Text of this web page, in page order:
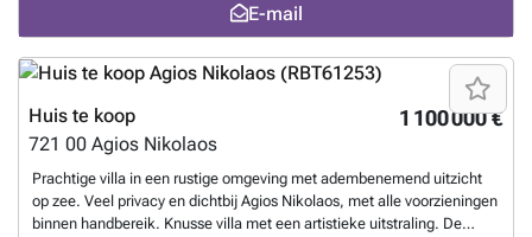
E-mail
1 100 000 €
Huis te koop
721 00 Agios Nikolaos
Prachtige villa in een rustige omgeving met adembenemend uitzicht
op zee. Veel privacy en dichtbij Agios Nikolaos, met alle voorzieningen
binnen handbereik. Knusse villa met een artistieke uitstraling. De